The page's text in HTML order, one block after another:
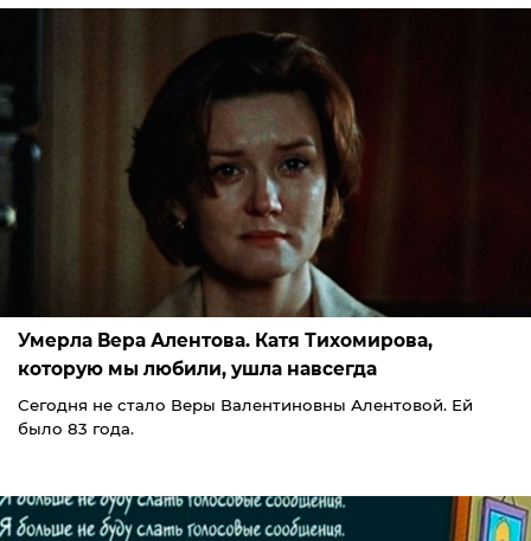
Умерла Вера Алентова. Катя Тихомирова,
которую мы любили, ушла навсегда
Сегодня не стало Веры Валентиновны Алентовой. Ей
было 83 года.